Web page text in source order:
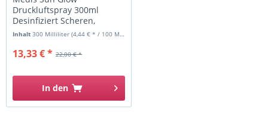
Druckluftspray 300ml
Desinfiziert Scheren,
Tastaturen,...
Inhalt300 Milliliter(4,44 € * / 100 Milliliter)
22,00 € *
13,33 € *
In den